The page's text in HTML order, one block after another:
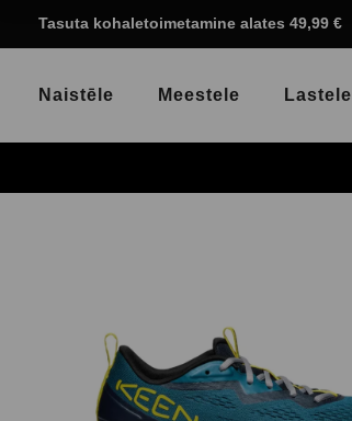
Tasuta kohaletoimetamine alates 49,99 €
Naistēle Meestele Lastele